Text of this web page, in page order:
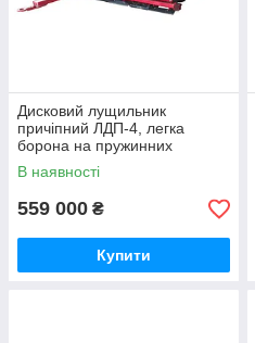
Дисковий лущильник
причіпний ЛДП-4, легка
борона на пружинних
вібростойках, до трактора
МТЗ, ширина 4 м
В наявності
559 000 ₴
Купити